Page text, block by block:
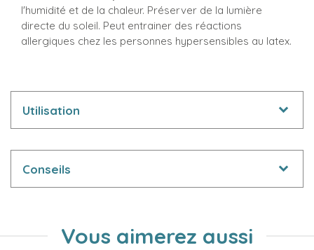
l'humidité et de la chaleur. Préserver de la lumière
directe du soleil. Peut entrainer des réactions
allergiques chez les personnes hypersensibles au latex.
Utilisation
Conseils
Vous aimerez aussi